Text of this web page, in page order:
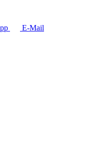
E-Mail